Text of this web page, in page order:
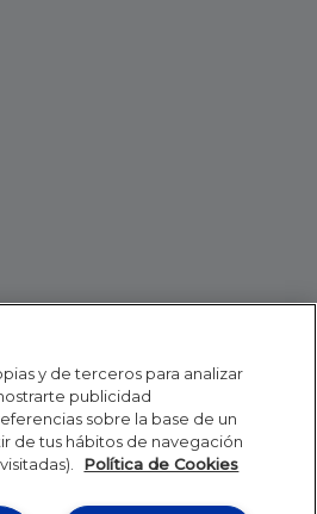
y de terceros para analizar
publicidad
sobre la base de un
de tus hábitos de navegación
Política de Cookies